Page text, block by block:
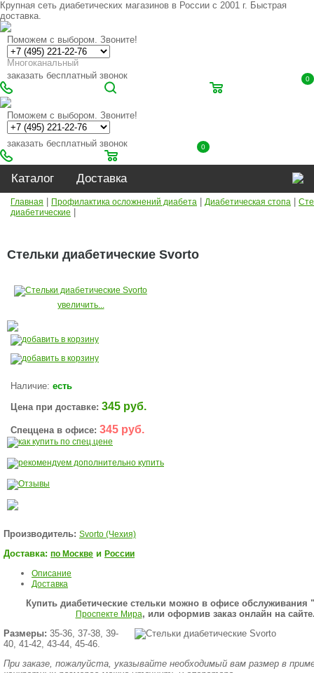
Крупная сеть диабетических магазинов в России с 2001 г. Быстрая
доставка.
Поможем с выбором. Звоните!
Многоканальный
заказать бесплатный звонок
0
Поможем с выбором. Звоните!
заказать бесплатный звонок 0
Каталог Доставка
Главная Профилактика осложнений диабета Диабетическая стопа
диабетические
Стельки диабетические Svorto
увеличить...
Наличие: есть
Цена при доставке: 345 руб.
Спеццена в офисе: 345 руб.
Производитель: Svorto (Чехия)
Доставка: по Москве и России
Описание
Доставка
Купить диабетические стельки можно в офисе обслуживания
Проспекте Мира, или оформив заказ онлайн на
Размеры: 35-36, 37-38, 39-
40, 41-42, 43-44, 45-46.
При заказе, пожалуйста, указывайте необходимый вам размер в